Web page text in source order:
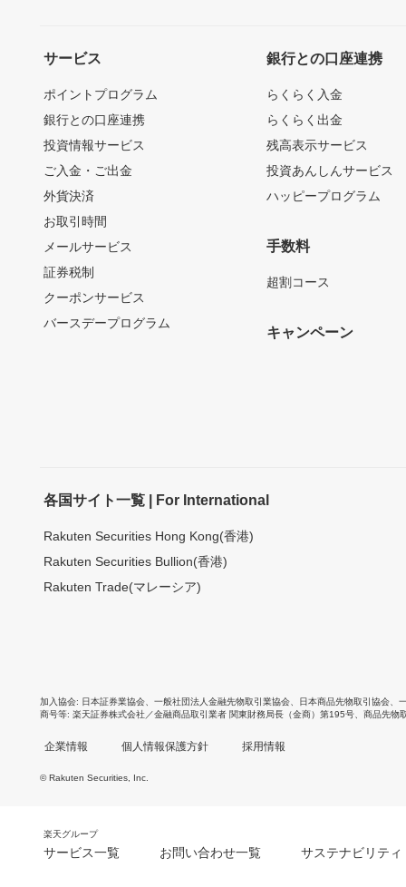
サービス
ポイントプログラム
銀行との口座連携
投資情報サービス
ご入金・ご出金
外貨決済
お取引時間
メールサービス
証券税制
クーポンサービス
バースデープログラム
銀行との口座連携
らくらく入金
らくらく出金
残高表示サービス
投資あんしんサービス
ハッピープログラム
手数料
超割コース
キャンペーン
各国サイト一覧 | For International
Rakuten Securities Hong Kong(香港)
Rakuten Securities Bullion(香港)
Rakuten Trade(マレーシア)
加入協会 日本証券業協会 一般社団法人金融先物取引業協会 日本商品先物取引協会
商号等 楽天証券株式会社／金融商品取引業者 関東財務局長（金商）第195号、商品先物
企業情報 個人情報保護方針 採用情報
© Rakuten Securities, Inc.
楽天グループ
サービス一覧 お問い合わせ一覧 サステナビリティ